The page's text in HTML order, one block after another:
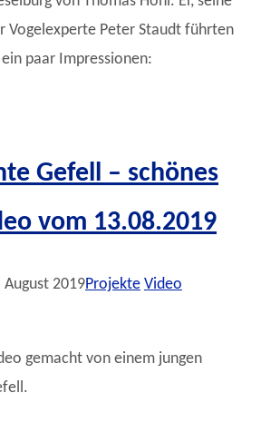
Vogelexperte Peter Staudt führten
paar Impressionen:
Gefell – schönes
vom 13.08.2019
August 2019Projekte Video
gemacht von einem jungen